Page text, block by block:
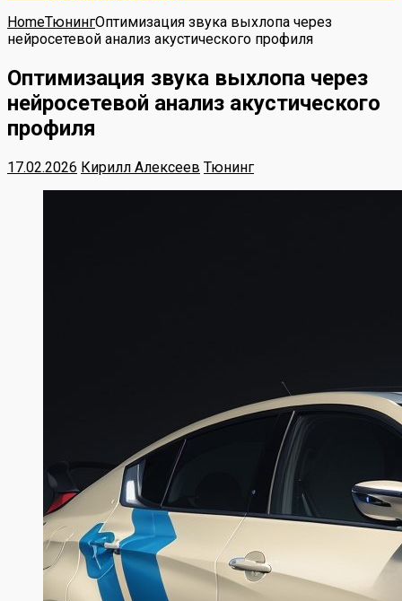
HomeТюнингОптимизация звука выхлопа через
нейросетевой анализ акустического профиля
Оптимизация звука выхлопа через
нейросетевой анализ акустического
профиля
17.02.2026 Кирилл Алексеев Тюнинг